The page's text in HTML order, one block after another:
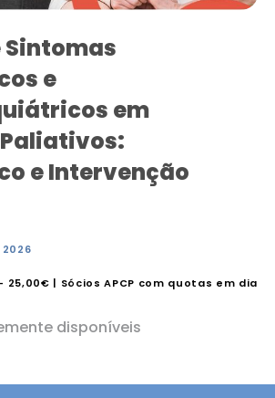
Sintomas
e
em
e Intervenção
2026
25,00€ | Sócios APCP com quotas em dia
disponíveis